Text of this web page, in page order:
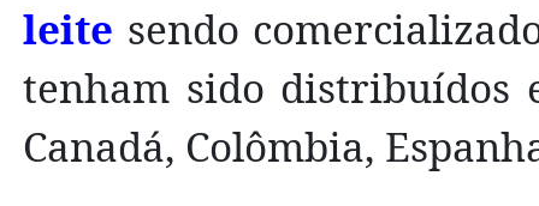
leite sendo
tenham sido distribuídos
Canadá, Colômbia,